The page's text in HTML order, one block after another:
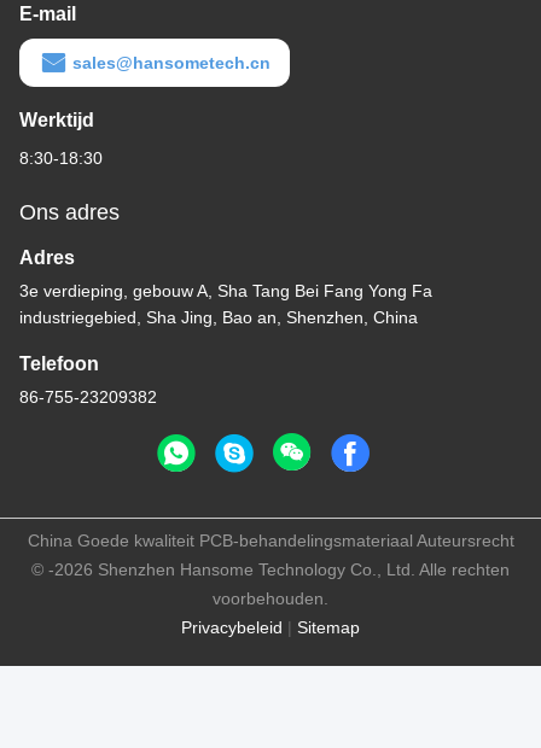
E-mail
sales@hansometech.cn
Werktijd
8:30-18:30
Ons adres
Adres
3e verdieping, gebouw A, Sha Tang Bei Fang Yong Fa
industriegebied, Sha Jing, Bao an, Shenzhen, China
Telefoon
86-755-23209382
Privacybeleid | Sitemap
China Goede kwaliteit PCB-behandelingsmateriaal Auteursrecht
© -2026 Shenzhen Hansome Technology Co., Ltd. Alle rechten
voorbehouden.